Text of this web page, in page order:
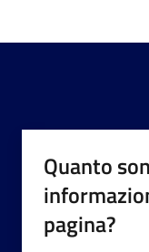
Quanto
pagina?